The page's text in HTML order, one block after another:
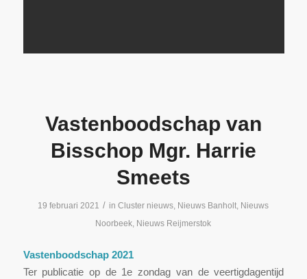
Vastenboodschap van
Bisschop Mgr. Harrie
Smeets
19 februari 2021 / inCluster nieuws Nieuws Banholt Nieuws
Noorbeek Nieuws Reijmerstok
Vastenboodschap 2021
Ter publicatie op de 1e zondag van de veertigdagentijd